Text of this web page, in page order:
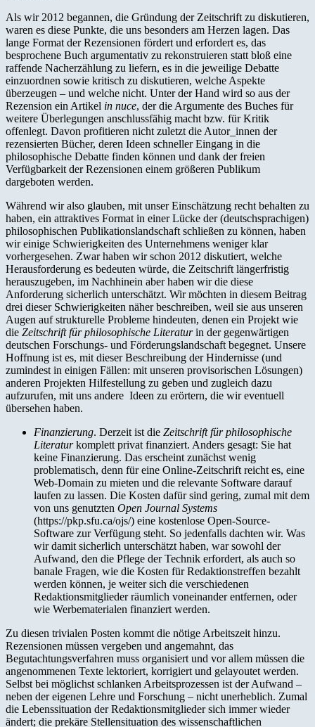
Als wir 2012 begannen, die Gründung der Zeitschrift zu diskutieren,
waren es diese Punkte, die uns besonders am Herzen lagen. Das
lange Format der Rezensionen fördert und erfordert es, das
besprochene Buch argumentativ zu rekonstruieren statt bloß eine
raffende Nacherzählung zu liefern, es in die jeweilige Debatte
einzuordnen sowie kritisch zu diskutieren, welche Aspekte
überzeugen – und welche nicht. Unter der Hand wird so aus der
Rezension ein Artikel in nuce, der die Argumente des Buches für
weitere Überlegungen anschlussfähig macht bzw. für Kritik
offenlegt. Davon profitieren nicht zuletzt die Autor_innen der
rezensierten Bücher, deren Ideen schneller Eingang in die
philosophische Debatte finden können und dank der freien
Verfügbarkeit der Rezensionen einem größeren Publikum
dargeboten werden.
Während wir also glauben, mit unser Einschätzung recht behalten zu
haben, ein attraktives Format in einer Lücke der (deutschsprachigen)
philosophischen Publikationslandschaft schließen zu können, haben
wir einige Schwierigkeiten des Unternehmens weniger klar
vorhergesehen. Zwar haben wir schon 2012 diskutiert, welche
Herausforderung es bedeuten würde, die Zeitschrift längerfristig
herauszugeben, im Nachhinein aber haben wir die diese
Anforderung sicherlich unterschätzt. Wir möchten in diesem Beitrag
drei dieser Schwierigkeiten näher beschreiben, weil sie aus unseren
Augen auf strukturelle Probleme hindeuten, denen ein Projekt wie
die Zeitschrift für philosophische Literaturin der gegenwärtigen
deutschen Forschungs- und Förderungslandschaft begegnet. Unsere
Hoffnung ist es, mit dieser Beschreibung der Hindernisse (und
zumindest in einigen Fällen: mit unseren provisorischen Lösungen)
anderen Projekten Hilfestellung zu geben und zugleich dazu
aufzurufen, mit uns andere Ideen zu erörtern, die wir eventuell
übersehen haben.
Finanzierung. Derzeit ist die Zeitschrift für philosophische
Literaturkomplett privat finanziert. Anders gesagt: Sie hat
keine Finanzierung. Das erscheint zunächst wenig
problematisch, denn für eine Online-Zeitschrift reicht es, eine
Web-Domain zu mieten und die relevante Software darauf
laufen zu lassen. Die Kosten dafür sind gering, zumal mit dem
von uns genutzten Open Journal Systems
(https://pkp.sfu.ca/ojs/) eine kostenlose Open-Source-
Software zur Verfügung steht. So jedenfalls dachten wir. Was
wir damit sicherlich unterschätzt haben, war sowohl der
Aufwand, den die Pflege der Technik erfordert, als auch so
banale Fragen, wie die Kosten für Redaktionstreffen bezahlt
werden können, je weiter sich die verschiedenen
Redaktionsmitglieder räumlich voneinander entfernen, oder
wie Werbematerialen finanziert werden.
Zu diesen trivialen Posten kommt die nötige Arbeitszeit hinzu.
Rezensionen müssen vergeben und angemahnt, das
Begutachtungsverfahren muss organisiert und vor allem müssen die
angenommenen Texte lektoriert, korrigiert und gelayoutet werden.
Selbst bei möglichst schlanken Arbeitsprozessen ist der Aufwand –
neben der eigenen Lehre und Forschung – nicht unerheblich. Zumal
die Lebenssituation der Redaktionsmitglieder sich immer wieder
ändert; die prekäre Stellensituation des wissenschaftlichen